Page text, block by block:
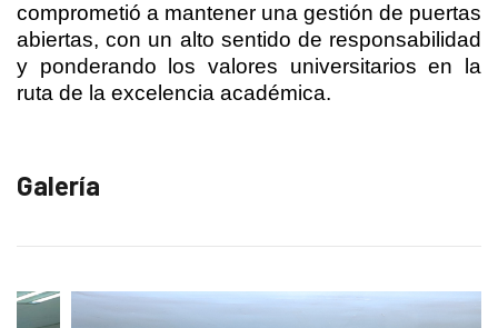
comprometió a mantener una gestión de puertas
abiertas, con un alto sentido de responsabilidad
y ponderando los valores universitarios en la
ruta de la excelencia académica.
Galería